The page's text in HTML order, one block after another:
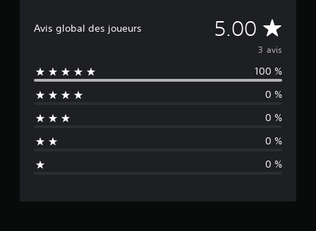
Avis global des joueurs 5.00 M
o
y
e
n
n
d
3 avis
100 %
0 %
0 %
0 %
0 %